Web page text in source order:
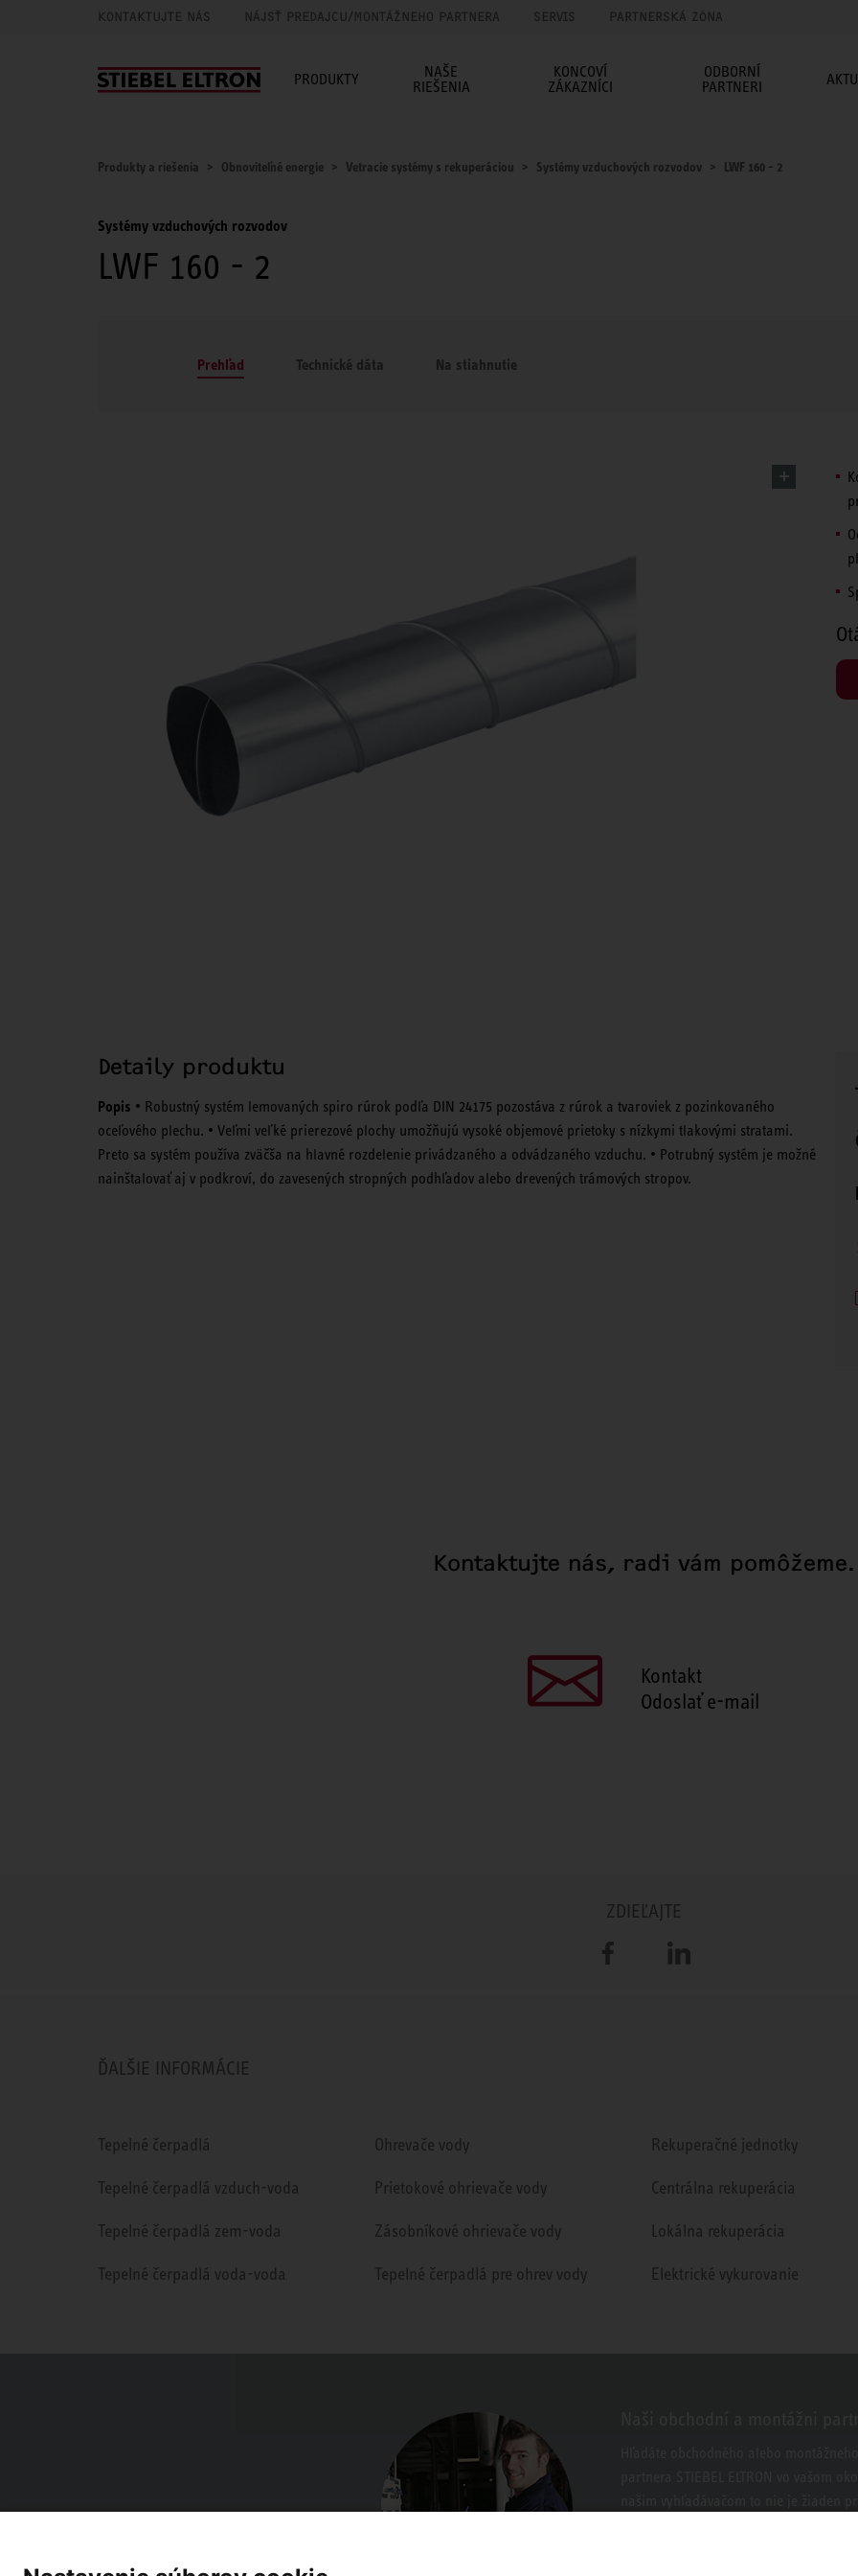
KONTAKTUJTE NÁS NÁJSŤ PREDAJCU/MONTÁŽNEHO PARTNERA SERVIS PARTNERSKÁ ZÓNA
PRODUKTY
NAŠE
RIEŠENIA
KONCOVÍ
ZÁKAZNÍCI
ODBORNÍ
PARTNERI
Produkty a riešenia Obnoviteľné energie Vetracie systémy s rekuperáciou Systémy vzduchových rozvodov LWF 160 - 2
Systémy vzduchových rozvodov
LWF 160 - 2
Prehľad Technické dáta Na stiahnutie
Detaily produktu
Popis • Robustný systém lemovaných spiro rúrok podľa DIN 24175 pozostáva z rúrok a tvaroviek z pozinkovaného
oceľového plechu. • Veľmi veľké prierezové plochy umožňujú vysoké objemové prietoky s nízkymi tlakovými stratami.
Preto sa systém používa zväčša na hlavné rozdelenie privádzaného a odvádzaného vzduchu. • Potrubný systém je možné
nainštalovať aj v podkroví, do zavesených stropných podhľadov alebo drevených trámových stropov.
Kontaktujte nás, radi vám pomôžeme.
Kontakt
Odoslať e-mail
ZDIEĽAJTE
Facebook LinkedIn
ĎALŠIE INFORMÁCIE
Tepelné čerpadlá
Tepelné čerpadlá vzduch-voda
Tepelné čerpadlá zem-voda
Tepelné čerpadlá voda-voda
Ohrevače vody
Prietokové ohrievače vody
Zásobníkové ohrievače vody
Tepelné čerpadlá pre ohrev vody
Rekuperačné jednotky
Centrálna rekuperácia
Lokálna rekuperácia
Elektrické vykurovanie